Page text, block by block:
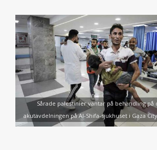
Sårade palestinier väntar på behandling
akutavdelningen på Al-Shifa-sjukhuset i Gaza